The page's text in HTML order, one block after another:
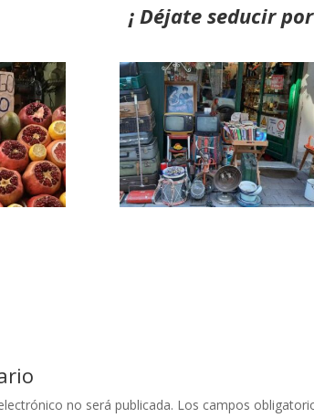
¡ Déjate seducir
no será publicada. Los campos